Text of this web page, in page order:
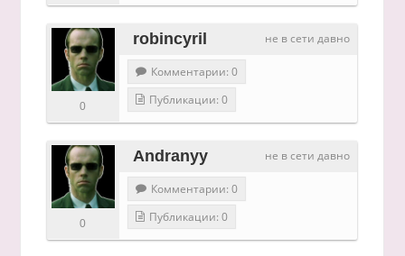
не в сети давно
robincyril
0
Комментарии: 0
Публикации: 0
не в сети давно
Andranyy
0
Комментарии: 0
Публикации: 0